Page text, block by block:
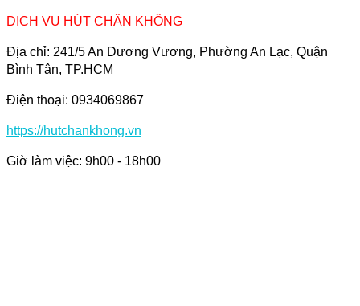
DỊCH VỤ HÚT CHÂN KHÔNG
Địa chỉ: 241/5 An Dương Vương, Phường An Lạc, Quận
Bình Tân, TP.HCM
Điện thoại: 0934069867
https://hutchankhong.vn
Giờ làm việc: 9h00 - 18h00